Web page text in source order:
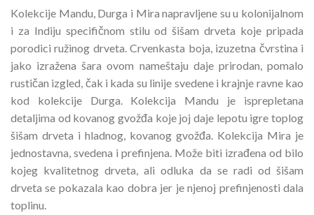
Kolekcije Mandu, Durga i Mira napravljene su u kolonijalnom
i za Indiju specifičnom stilu od šišam drveta koje pripada
porodici ružinog drveta. Crvenkasta boja, izuzetna čvrstina i
jako izražena šara ovom nameštaju daje prirodan, pomalo
rustičan izgled, čak i kada su linije svedene i krajnje ravne kao
kod kolekcije Durga. Kolekcija Mandu je isprepletana
detaljima od kovanog gvožđa koje joj daje lepotu igre toplog
šišam drveta i hladnog, kovanog gvožđa. Kolekcija Mira je
jednostavna, svedena i prefinjena. Može biti izrađena od bilo
kojeg kvalitetnog drveta, ali odluka da se radi od šišam
drveta se pokazala kao dobra jer je njenoj prefinjenosti dala
toplinu.